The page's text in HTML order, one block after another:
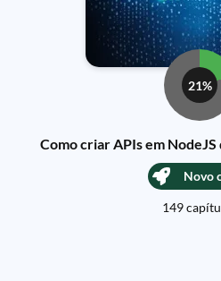
21%
Como criar APIs em NodeJS
Novo
149